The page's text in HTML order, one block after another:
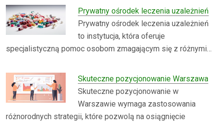
Prywatny ośrodek leczenia uzależnień
Prywatny ośrodek leczenia uzależnień
to instytucja, która oferuje
specjalistyczną pomoc osobom zmagającym się z różnymi…
Skuteczne pozycjonowanie Warszawa
Skuteczne pozycjonowanie w
Warszawie wymaga zastosowania
różnorodnych strategii, które pozwolą na osiągnięcie